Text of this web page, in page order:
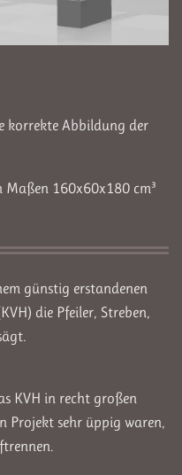
korrekte Abbildung der
Maßen 160x60x180 cm³
günstig erstandenen
die Pfeiler, Streben,
KVH in recht großen
Projekt sehr üppig waren,